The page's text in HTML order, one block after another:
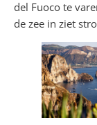
del Fuoco te
de zee in ziet